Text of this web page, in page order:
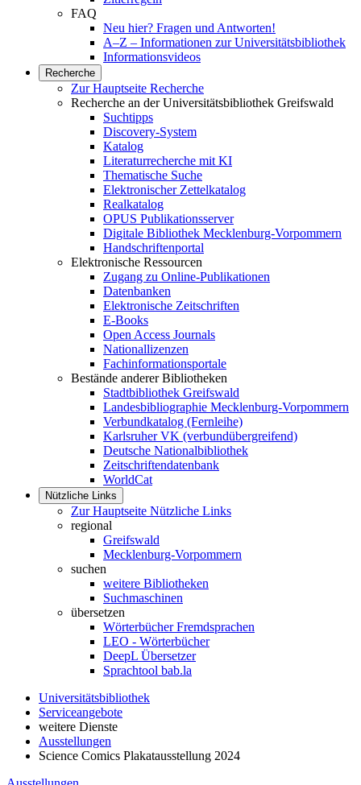
FAQ
Neu hier? Fragen und Antworten!
A–Z – Informationen zur Universitätsbibliothek
Informationsvideos
Recherche
Zur Hauptseite Recherche
Recherche an der Universitätsbibliothek Greifswald
Suchtipps
Discovery-System
Katalog
Literaturrecherche mit KI
Thematische Suche
Elektronischer Zettelkatalog
Realkatalog
OPUS Publikationsserver
Digitale Bibliothek Mecklenburg-Vorpommern
Handschriftenportal
Elektronische Ressourcen
Zugang zu Online-Publikationen
Datenbanken
Elektronische Zeitschriften
E-Books
Open Access Journals
Nationallizenzen
Fachinformationsportale
Bestände anderer Bibliotheken
Stadtbibliothek Greifswald
Landesbibliographie Mecklenburg-Vorpommern
Verbundkatalog (Fernleihe)
Karlsruher VK (verbundübergreifend)
Deutsche Nationalbibliothek
Zeitschriftendatenbank
WorldCat
Nützliche Links
Zur Hauptseite Nützliche Links
regional
Greifswald
Mecklenburg-Vorpommern
suchen
weitere Bibliotheken
Suchmaschinen
übersetzen
Wörterbücher Fremdsprachen
LEO - Wörterbücher
DeepL Übersetzer
Sprachtool bab.la
Universitätsbibliothek
Serviceangebote
weitere Dienste
Ausstellungen
Science Comics Plakatausstellung 2024